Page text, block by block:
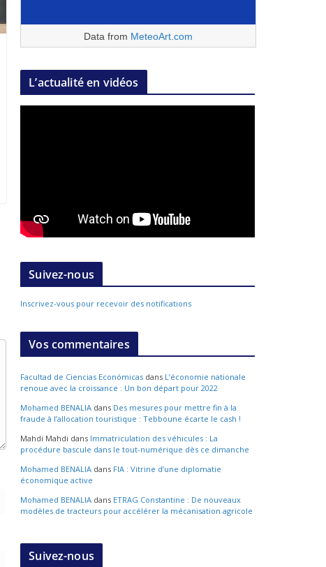
Data from MeteoArt.com
L’actualité en vidéos
Suivez-nous
Inscrivez-vous pour recevoir des notifications
Vos commentaires
Facultad de Ciencias Económicas dans L’économie nationale
renoue avec la croissance : Un bon départ pour 2022
Mohamed BENALIA dans Des mesures pour mettre fin à la
fraude à l’allocation touristique : Tebboune écarte le cash !
Mahdi Mahdi dans Immatriculation des véhicules : La
procédure bascule dans le tout-numérique dès ce dimanche
Mohamed BENALIA dans FIA : Vitrine d’une diplomatie
économique active
Mohamed BENALIA dans ETRAG Constantine : De nouveaux
modèles de tracteurs pour accélérer la mécanisation agricole
Suivez-nous